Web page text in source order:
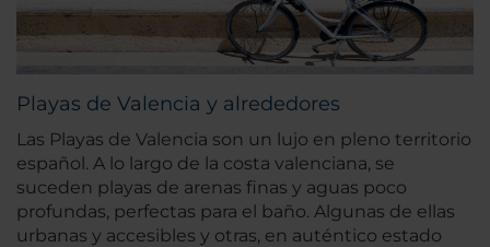
Playas de Valencia y alrededores
Las Playas de Valencia son un lujo en pleno territorio
español. A lo largo de la costa valenciana, se
suceden playas de arenas finas y aguas poco
profundas, perfectas para el baño. Algunas de ellas
urbanas y accesibles y otras, en auténtico estado